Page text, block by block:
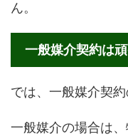
ん。
一般媒介契約は
では、一般媒介契
一般媒介の場合は